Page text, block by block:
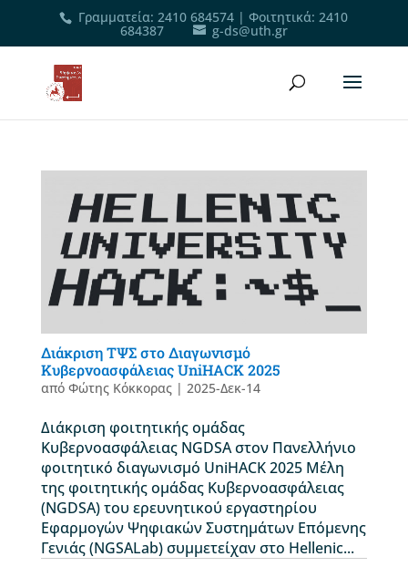
Γραμματεία: 2410 684574 |Φοιτητικά: 2410
684387 g-ds@uth.gr
Διάκριση ΤΨΣ στο Διαγωνισμό
Κυβερνοασφάλειας UniHACK 2025
από Φώτης Κόκκορας| 2025-Δεκ-14
Διάκριση φοιτητικής ομάδας
Κυβερνοασφάλειας NGDSA στον Πανελλήνιο
φοιτητικό διαγωνισμό UniHACK 2025 Μέλη
της φοιτητικής ομάδας Κυβερνοασφάλειας
(NGDSA) του ερευνητικού εργαστηρίου
Εφαρμογών Ψηφιακών Συστημάτων Επόμενης
Γενιάς (NGSALab) συμμετείχαν στο Hellenic...